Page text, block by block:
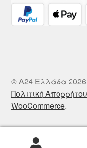
© A24 Ελλάδα 2026
Πολιτική Απορρήτου
WooCommerce.
Αναζήτηση
Αναζήτηση